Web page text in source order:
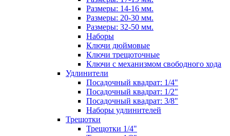
Размеры: 14-16 мм.
Размеры: 20-30 мм.
Размеры: 32-50 мм.
Наборы
Ключи дюймовые
Ключи трещоточные
Ключи с механизмом свободного хода
Удлинители
Посадочный квадрат: 1/4"
Посадочный квадрат: 1/2"
Посадочный квадрат: 3/8"
Наборы удлинителей
Трещотки
Трещотки 1/4"